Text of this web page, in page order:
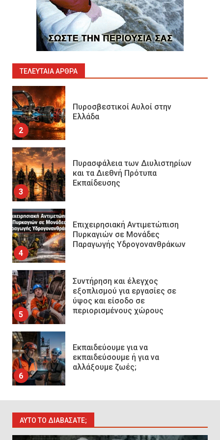
ΤΕΛΕΥΤΑΊΑ ΆΡΘΡΑ
2
Πυροσβεστικοί Αυλοί στην
3
Πυρασφάλεια των Διυλιστηρίων
και τα Διεθνή Πρότυπα
Εκπαίδευσης
4
Επιχειρησιακή Αντιμετώπιση
Πυρκαγιών σε Μονάδες
Παραγωγής Υδρογονανθράκων
5
Συντήρηση και έλεγχος
εξοπλισμού για εργασίες σε
ύψος και είσοδο σε
περιορισμένους χώρους
6
Εκπαιδεύουμε για να
εκπαιδεύσουμε ή για να
αλλάξουμε ζωές;
7
Sprinklers: Ο «αόρατος φύλακας
άγγελος» πάνω από το κεφάλι
μας
8
Η ελαφρότητα της τεχνικής
ασφάλειας στην Ελλάδα (ΥΑΕ)
ΑΥΤΌ ΤΟ ΔΙΑΒΆΣΑΤΕ;